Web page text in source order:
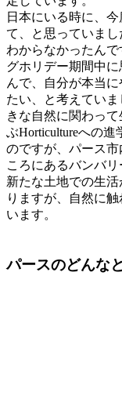
日本にいる時に、
て、と思っていまし
わからなかったん
グホリデー期間中
んで、自分が本当
たい、と考えてい
きな自然に関わっ
ぶHorticultureへの
のですが、パース
ころにあるバンバ
新たな土地での生
りますが、自然に
います。
パースのどんな